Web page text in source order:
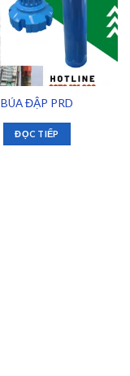
BÚA ĐẬP PRD
ĐỌC TIẾP